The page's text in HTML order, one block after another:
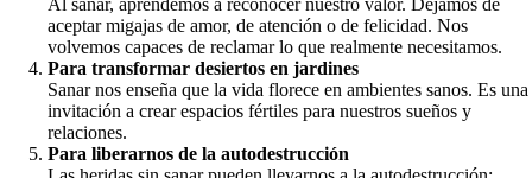
aceptar migajas de amor, de atención o de felicidad. Nos
volvemos capaces de reclamar lo que realmente necesitamos.
Para transformar desiertos en jardines
Sanar nos enseña que la vida florece en ambientes sanos. Es una
invitación a crear espacios fértiles para nuestros sueños y
relaciones.
Para liberarnos de la autodestrucción